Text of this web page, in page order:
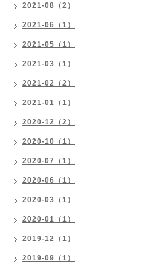
2021-08（2）
2021-06（1）
2021-05（1）
2021-03（1）
2021-02（2）
2021-01（1）
2020-12（2）
2020-10（1）
2020-07（1）
2020-06（1）
2020-03（1）
2020-01（1）
2019-12（1）
2019-09（1）